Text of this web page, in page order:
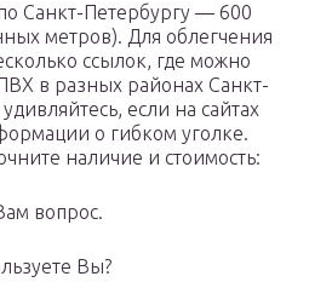
Санкт-Петербургу — 600
метров). Для облегчения
ссылок, где можно
в разных районах Санкт-
если на сайтах
о гибком уголке.
наличие и стоимость:
вопрос.
Вы?